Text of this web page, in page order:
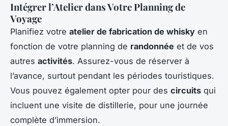
Intégrer l’Atelier dans Votre Planning de
Voyage
Planifiez votre atelier de fabrication de whisky en
fonction de votre planning de randonnée et de vos
autres activités. Assurez-vous de réserver à
l’avance, surtout pendant les périodes touristiques.
Vous pouvez également opter pour des circuits qui
incluent une visite de distillerie, pour une journée
complète d’immersion.